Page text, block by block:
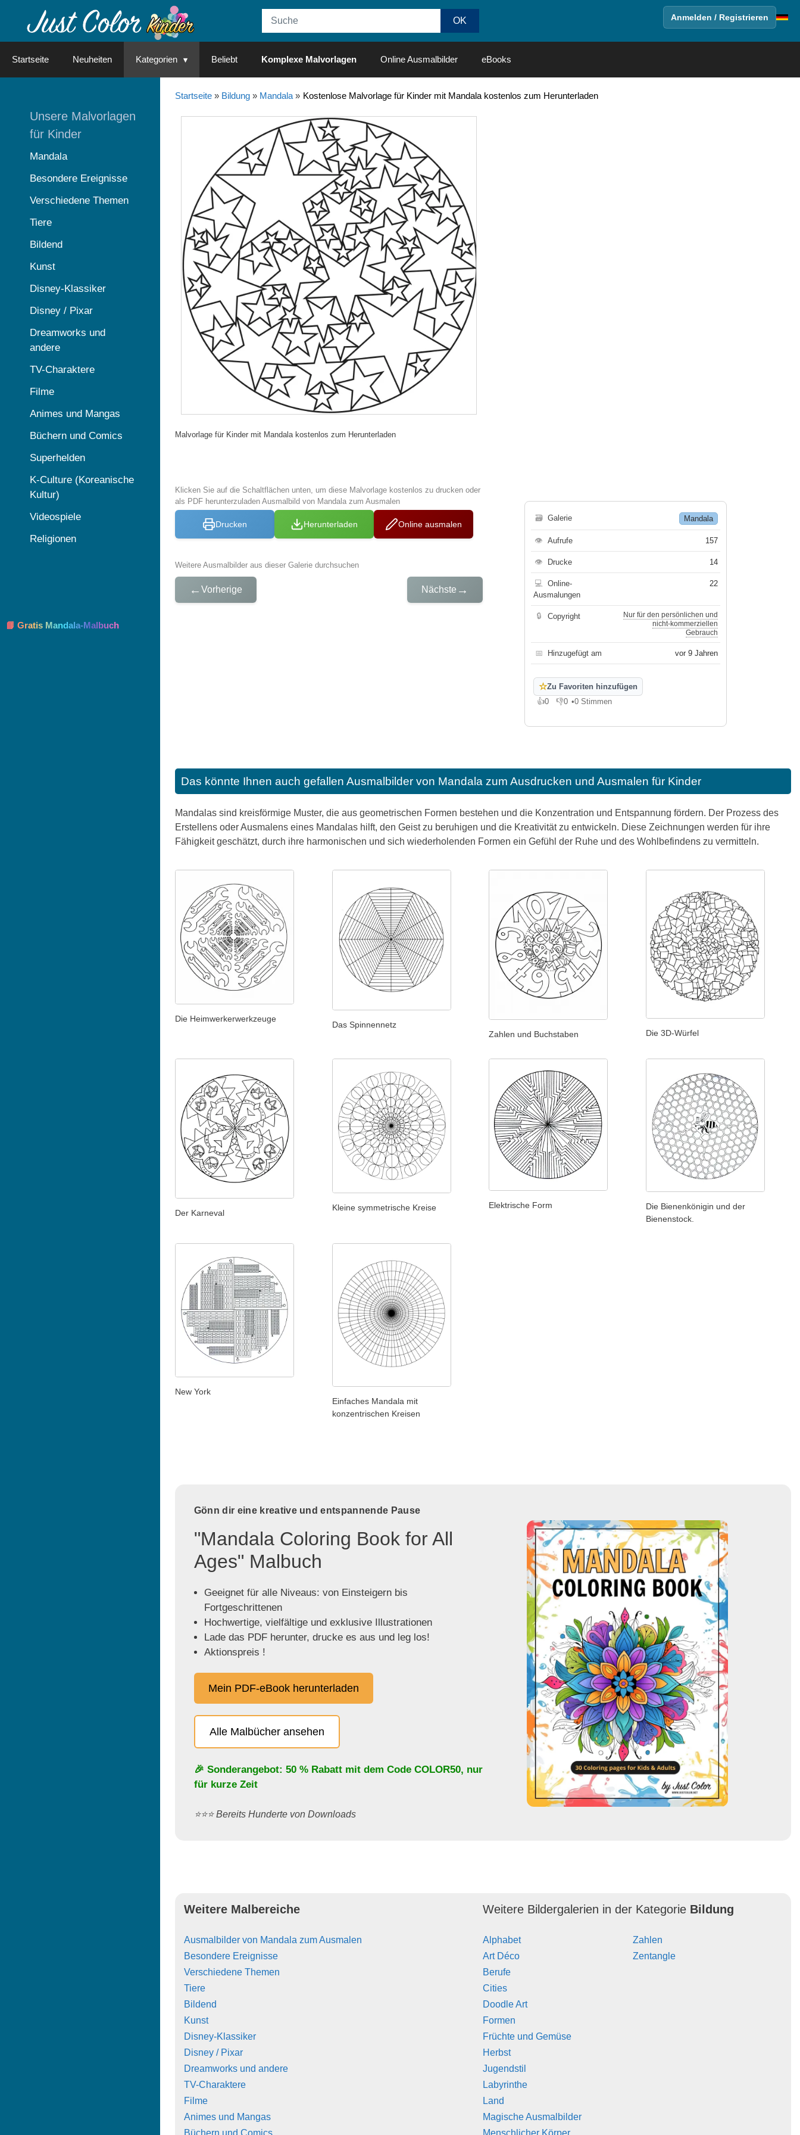
Anmelden / Registrieren
Startseite Neuheiten Kategorien Beliebt Komplexe Malvorlagen Online Ausmalbilder eBooks
Startseite» Bildung» Mandala» Kostenlose Malvorlage für Kinder mit Mandala kostenlos zum Herunterladen
Malvorlage für Kinder mit Mandala kostenlos zum Herunterladen
Klicken Sie auf die Schaltflächen unten, um diese Malvorlage kostenlos zu drucken oder
als PDF herunterzuladen Ausmalbild von Mandala zum Ausmalen
Drucken Herunterladen Online ausmalen
Weitere Ausmalbilder aus dieser Galerie durchsuchen
← Vorherige Nächste →
🗃 Galerie Mandala
👁 Aufrufe 157
👁 Drucke 14
💻
Online-
Ausmalungen
22
🔒 Copyright
Nur für den persönlichen und
nicht-kommerziellen
Gebrauch
📅 Hinzugefügt am vor 9 Jahren
☆Zu Favoriten hinzufügen
👍0
Gefällt mir
👎0
Gefällt mir nicht
•0 Stimmen
Das könnte Ihnen auch gefallen Ausmalbilder von Mandala zum Ausdrucken und Ausmalen für Kinder
Mandalas sind kreisförmige Muster, die aus geometrischen Formen bestehen und die Konzentration und Entspannung fördern. Der Prozess des
Erstellens oder Ausmalens eines Mandalas hilft, den Geist zu beruhigen und die Kreativität zu entwickeln. Diese Zeichnungen werden für ihre
Fähigkeit geschätzt, durch ihre harmonischen und sich wiederholenden Formen ein Gefühl der Ruhe und des Wohlbefindens zu vermitteln.
Die Heimwerkerwerkzeuge
Das Spinnennetz
Zahlen und Buchstaben
Die 3D-Würfel
Der Karneval
Kleine symmetrische Kreise Elektrische Form
Die Bienenkönigin und der
Bienenstock.
New York
Einfaches Mandala mit
konzentrischen Kreisen
Gönn dir eine kreative und entspannende Pause
"Mandala Coloring Book for All
Ages" Malbuch
Geeignet für alle Niveaus: von Einsteigern bis
Fortgeschrittenen
Hochwertige, vielfältige und exklusive Illustrationen
Lade das PDF herunter, drucke es aus und leg los!
Aktionspreis !
Mein PDF-eBook herunterladen
Alle Malbücher ansehen
🎉 Sonderangebot: 50 % Rabatt mit dem Code COLOR50, nur
für kurze Zeit
⭐️⭐️⭐️ Bereits Hunderte von Downloads
Weitere Malbereiche
Ausmalbilder von Mandala zum Ausmalen
Besondere Ereignisse
Verschiedene Themen
Tiere
Bildend
Kunst
Disney-Klassiker
Disney / Pixar
Dreamworks und andere
TV-Charaktere
Filme
Animes und Mangas
Büchern und Comics
Weitere Bildergalerien in der Kategorie Bildung
Alphabet
Art Déco
Berufe
Cities
Doodle Art
Formen
Früchte und Gemüse
Herbst
Jugendstil
Labyrinthe
Land
Magische Ausmalbilder
Menschlicher Körper
Zahlen
Zentangle
Unsere Malvorlagen
für Kinder
Mandala
Besondere Ereignisse
Verschiedene Themen
Tiere
Bildend
Kunst
Disney-Klassiker
Disney / Pixar
Dreamworks und
andere
TV-Charaktere
Filme
Animes und Mangas
Büchern und Comics
Superhelden
K-Culture (Koreanische
Kultur)
Videospiele
Religionen
📘 Gratis Mandala-Malbuch